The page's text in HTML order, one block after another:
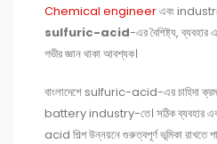
Chemical engineerএবং
sulfuric-acid-এর বৈশিষ্ট্য, ব্যবহার
গভীর জ্ঞান থাকা আবশ্যক।
বাংলাদেশে sulfuric-acid-এর চাহিদা
battery industry-তে। সঠিক ব্যবহার এবং
acid শিল্প উন্নয়নে গুরুত্বপূর্ণ ভূমিকা রাখতে